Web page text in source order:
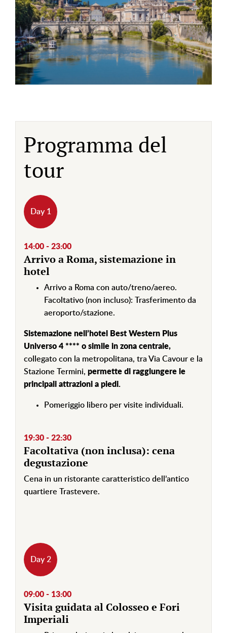
Programma del
tour
Day 1
14:00 - 23:00
Arrivo a Roma, sistemazione in
hotel
Arrivo a Roma con auto/treno/aereo.
Facoltativo (non incluso): Trasferimento da
aeroporto/stazione.
Sistemazione nell’hotel
Best Western Plus
Universo 4 **** o simile in zona centrale,
collegato con la metropolitana, tra Via Cavour e la
Stazione Termini, permette di raggiungere le
principali attrazioni a piedi.
Pomeriggio libero per visite individuali.
19:30 - 22:30
Facoltativa (non inclusa): cena
degustazione
Cena in un ristorante caratteristico dell’antico
quartiere Trastevere.
Day 2
09:00 - 13:00
Visita guidata al Colosseo e Fori
Imperiali